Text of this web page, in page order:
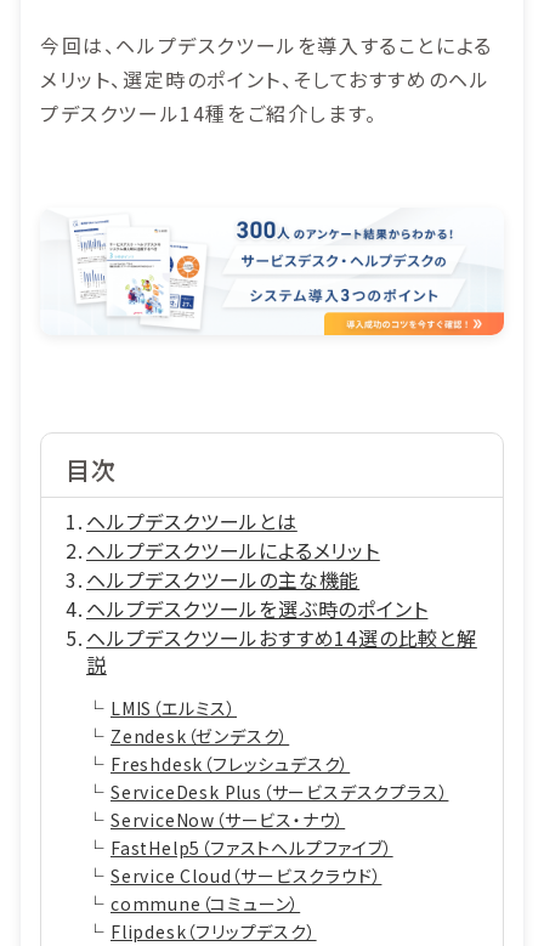
今回は、ヘルプデスクツールを導入することによる
メリット、選定時のポイント、そしておすすめのヘル
プデスクツール14種をご紹介します。
目次
ヘルプデスクツールとは
ヘルプデスクツールによるメリット
ヘルプデスクツールの主な機能
ヘルプデスクツールを選ぶ時のポイント
ヘルプデスクツールおすすめ14選の比較と解
説
LMIS（エルミス）
Zendesk（ゼンデスク）
Freshdesk（フレッシュデスク）
ServiceDesk Plus（サービスデスクプラス）
ServiceNow（サービス・ナウ）
FastHelp5（ファストヘルプファイブ）
Service Cloud（サービスクラウド）
commune（コミューン）
Flipdesk（フリップデスク）